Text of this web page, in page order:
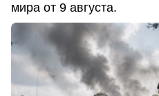
мира от 9 августа.